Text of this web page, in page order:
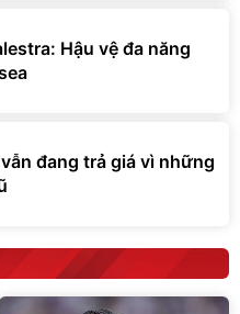
Hậu vệ đa năng
đang trả giá vì những